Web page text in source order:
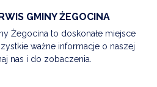
GMINY ŻEGOCINA
Żegocina to doskonałe miejsce
ważne informacje o naszej
nas i do zobaczenia.